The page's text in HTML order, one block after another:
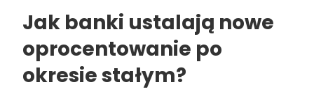
Jak banki ustalają nowe
oprocentowanie po
okresie stałym?